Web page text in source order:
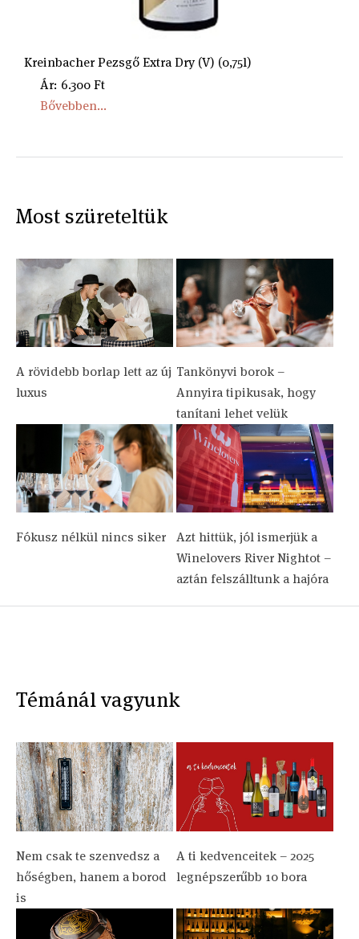
Kreinbacher Pezsgő Extra Dry (V) (0,75l)
Ár: 6.300 Ft
Bővebben...
Most szüreteltük
A rövidebb borlap lett az új
luxus
Tankönyvi borok –
Annyira tipikusak, hogy
tanítani lehet velük
Fókusz nélkül nincs siker
Azt hittük, jól ismerjük a
Winelovers River Nightot –
aztán felszálltunk a hajóra
Témánál vagyunk
Nem csak te szenvedsz a
hőségben, hanem a borod
is
A ti kedvenceitek – 2025
legnépszerűbb 10 bora